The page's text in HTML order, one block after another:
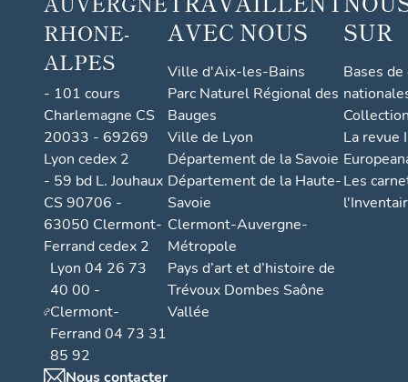
RHONE-
ALPES
- 101 cours
Charlemagne CS
20033 - 69269
Lyon cedex 2
- 59 bd L. Jouhaux
CS 90706 -
63050 Clermont-
Ferrand cedex 2
Lyon 04 26 73
40 00 -
Clermont-
Ferrand 04 73 31
85 92
Nous contacter
AVEC NOUS
Ville d'Aix-les-Bains
Parc Naturel Régional des
Bauges
Ville de Lyon
Département de la Savoie
Département de la Haute-
Savoie
Clermont-Auvergne-
Métropole
Pays d’art et d’histoire de
Trévoux Dombes Saône
Vallée
SUR
Bases
La revue
Les